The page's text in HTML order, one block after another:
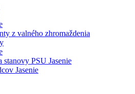
z valného zhromaždenia
stanovy PSU Jasenie
Jasenie